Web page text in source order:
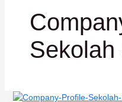
Sekolah
Company